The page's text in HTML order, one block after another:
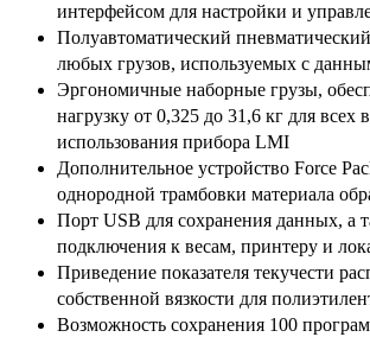
интерфейсом для настройки и
Полуавтоматический
любых грузов, используемых с
Эргономичные наборные грузы,
нагрузку от 0,325 до 31,6 кг для всех
использования прибора LMI
Дополнительное устройство Force
однородной трамбовки материала
Порт USB для сохранения данных, а
подключения к весам, принтеру и
Приведение показателя текучести
собственной вязкости для
Возможность сохранения 100